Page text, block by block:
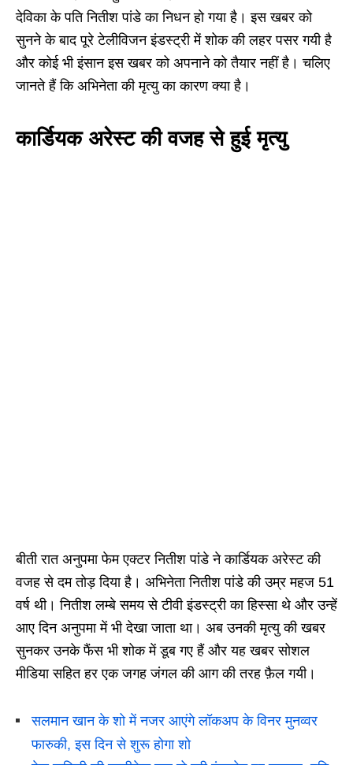
देविका के पति नितीश पांडे का निधन हो गया है। इस खबर को
सुनने के बाद पूरे टेलीविजन इंडस्ट्री में शोक की लहर पसर गयी है
और कोई भी इंसान इस खबर को अपनाने को तैयार नहीं है। चलिए
जानते हैं कि अभिनेता की मृत्यु का कारण क्या है।
कार्डियक अरेस्ट की वजह से हुई मृत्यु
बीती रात अनुपमा फेम एक्टर नितीश पांडे ने कार्डियक अरेस्ट की
वजह से दम तोड़ दिया है। अभिनेता नितीश पांडे की उम्र महज 51
वर्ष थी। नितीश लम्बे समय से टीवी इंडस्ट्री का हिस्सा थे और उन्हें
आए दिन अनुपमा में भी देखा जाता था। अब उनकी मृत्यु की खबर
सुनकर उनके फैंस भी शोक में डूब गए हैं और यह खबर सोशल
मीडिया सहित हर एक जगह जंगल की आग की तरह फ़ैल गयी।
सलमान खान के शो में नजर आएंगे लॉकअप के विनर मुनव्वर
फारुकी, इस दिन से शुरू होगा शो